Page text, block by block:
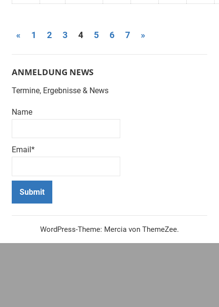
Seitennummerierung
der
Beiträge
« Vorherige
1 2 3 4 5 6 7
Nächste
»
ANMELDUNG NEWS
Termine, Ergebnisse & News
Name
Email*
WordPress-Theme: Mercia von ThemeZee.